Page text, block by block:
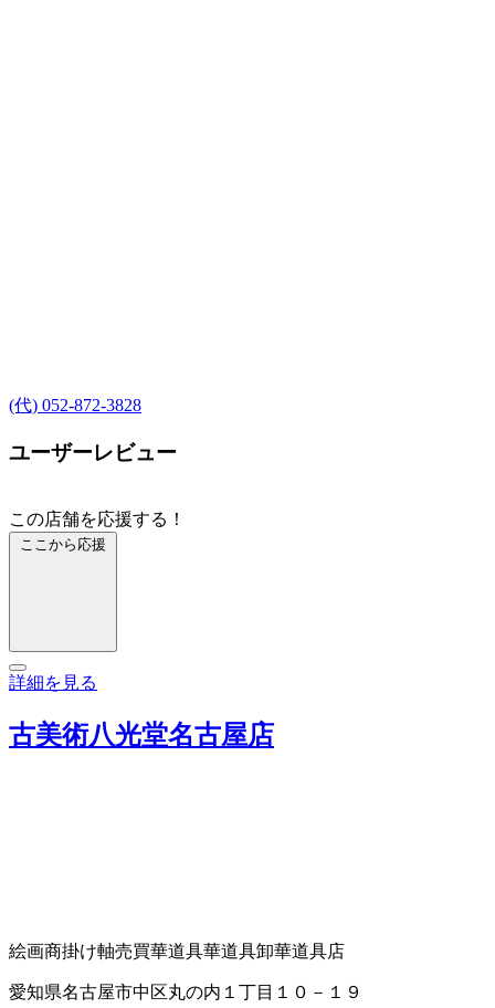
(代) 052-872-3828
ユーザーレビュー
この店舗を応援する！
ここから応援
詳細を見る
古美術八光堂名古屋店
絵画商掛け軸売買華道具華道具卸華道具店
愛知県名古屋市中区丸の内１丁目１０－１９